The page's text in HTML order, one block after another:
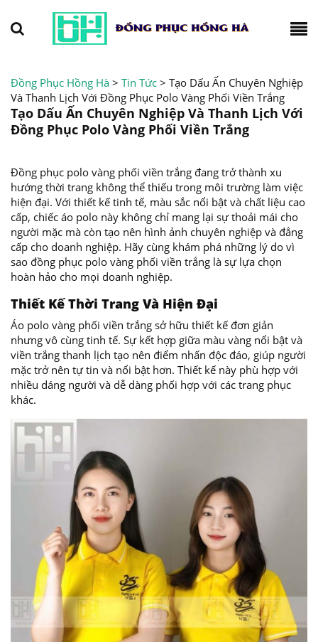
Đồng Phục Hồng Hà > Tin Tức > Tạo Dấu Ấn Chuyên Nghiệp
Và Thanh Lịch Với Đồng Phục Polo Vàng Phối Viền Trắng
Tạo Dấu Ấn Chuyên Nghiệp Và Thanh Lịch Với
Đồng Phục Polo Vàng Phối Viền Trắng
Đồng phục polo vàng phối viền trắng đang trở thành xu
hướng thời trang không thể thiếu trong môi trường làm việc
hiện đại. Với thiết kế tinh tế, màu sắc nổi bật và chất liệu cao
cấp, chiếc áo polo này không chỉ mang lại sự thoải mái cho
người mặc mà còn tạo nên hình ảnh chuyên nghiệp và đẳng
cấp cho doanh nghiệp. Hãy cùng khám phá những lý do vì
sao đồng phục polo vàng phối viền trắng là sự lựa chọn
hoàn hảo cho mọi doanh nghiệp.
Thiết Kế Thời Trang Và Hiện Đại
Áo polo vàng phối viền trắng sở hữu thiết kế đơn giản
nhưng vô cùng tinh tế. Sự kết hợp giữa màu vàng nổi bật và
viền trắng thanh lịch tạo nên điểm nhấn độc đáo, giúp người
mặc trở nên tự tin và nổi bật hơn. Thiết kế này phù hợp với
nhiều dáng người và dễ dàng phối hợp với các trang phục
khác.